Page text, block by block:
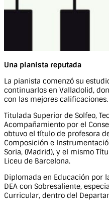
Una pianista reputada
La pianista comenzó su
continuarlos en Valladolid,
con las mejores calificaciones.
Titulada Superior de Solfeo,
Acompañamiento por el
obtuvo el título de profesora
Composición e
Soria, (Madrid), y el mismo
Liceu de Barcelona.
Diplomada en Educación por
DEA con Sobresaliente,
Curricular, dentro del